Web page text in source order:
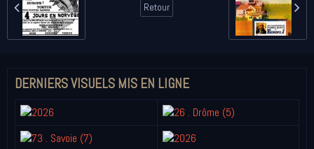
Retour
DERNIERS VISUELS MIS EN LIGNE